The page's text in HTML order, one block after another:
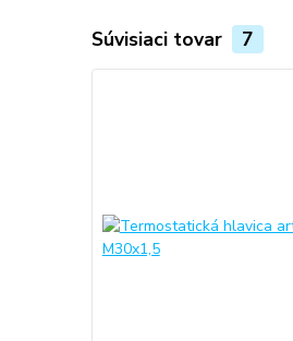
Súvisiaci tovar 7